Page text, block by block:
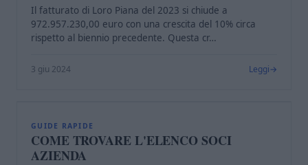
Il fatturato di Loro Piana del 2023 si chiude a
972.957.230,00 euro con una crescita del 10% circa
rispetto al biennio precedente. Questa cr…
3 giu 2024 Leggi
GUIDE RAPIDE
COME TROVARE L'ELENCO SOCI
AZIENDA